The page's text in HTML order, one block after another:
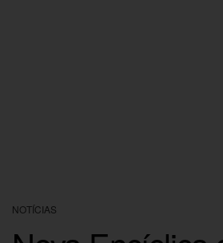
NOTÍCIAS